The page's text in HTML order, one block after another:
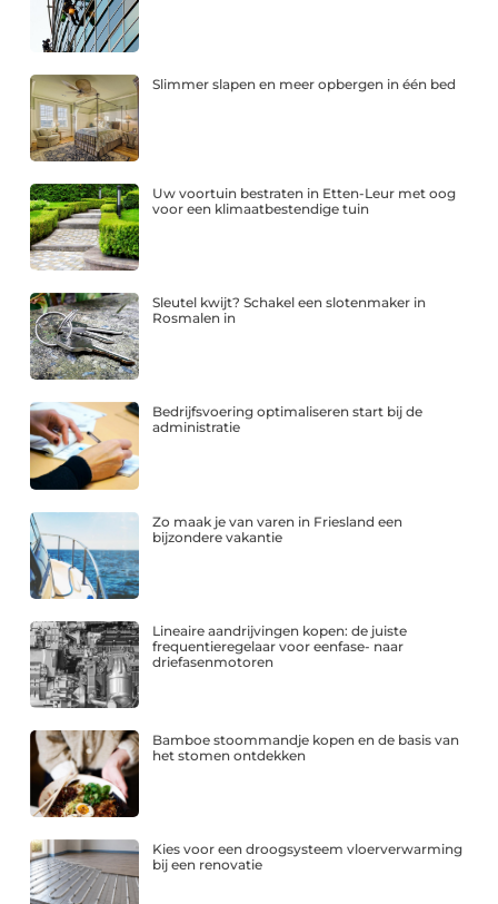
Slimmer slapen en meer opbergen in één bed
Uw voortuin bestraten in Etten-Leur met oog
voor een klimaatbestendige tuin
Sleutel kwijt? Schakel een slotenmaker in
Rosmalen in
Bedrijfsvoering optimaliseren start bij de
administratie
Zo maak je van varen in Friesland een
bijzondere vakantie
Lineaire aandrijvingen kopen: de juiste
frequentieregelaar voor eenfase- naar
driefasenmotoren
Bamboe stoommandje kopen en de basis van
het stomen ontdekken
Kies voor een droogsysteem vloerverwarming
bij een renovatie